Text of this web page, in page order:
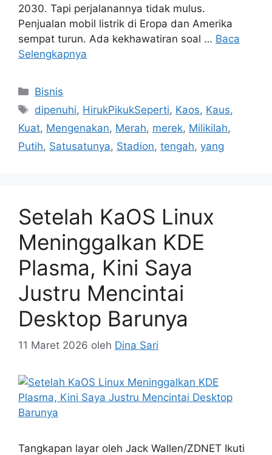
2030. Tapi perjalanannya tidak mulus.
Penjualan mobil listrik di Eropa dan Amerika
sempat turun. Ada kekhawatiran soal … Baca
Selengkapnya
Kategori
Bisnis
Tag
dipenuhi, HirukPikukSeperti, Kaos, Kaus,
Kuat, Mengenakan, Merah, merek, Milikilah,
Putih, Satusatunya, Stadion, tengah, yang
Setelah KaOS Linux
Meninggalkan KDE
Plasma, Kini Saya
Justru Mencintai
Desktop Barunya
11 Maret 2026 oleh Dina Sari
Tangkapan layar oleh Jack Wallen/ZDNET Ikuti